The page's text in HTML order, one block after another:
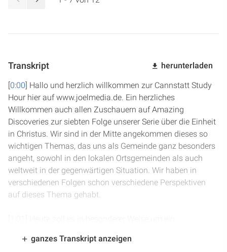
Transkript herunterladen
[0:00] Hallo und herzlich willkommen zur Cannstatt Study
Hour hier auf www.joelmedia.de. Ein herzliches
Willkommen auch allen Zuschauern auf Amazing
Discoveries zur siebten Folge unserer Serie über die Einheit
in Christus. Wir sind in der Mitte angekommen dieses so
wichtigen Themas, das uns als Gemeinde ganz besonders
angeht, sowohl in den lokalen Ortsgemeinden als auch
weltweit in der gegenwärtigen Situation. Wir haben in
verschiedenen Folgen schon verschiedene Perspektiven
auf dieses Thema gehabt.
ist: Wenn Konflikte aufkommen. Wir wollen uns im
ganzes Transkript anzeigen